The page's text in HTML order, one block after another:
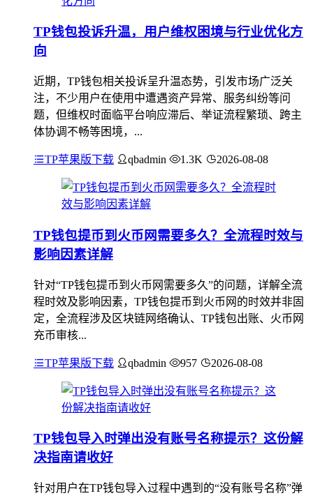
TP钱包投诉升温，用户维权困境与行业优化方
向
近期，TP钱包相关投诉呈升温态势，引发市场广泛关
注，不少用户在使用中遭遇资产异常、服务纠纷等问
题，但维权时面临平台响应滞后、举证流程繁琐、跨主
体协调不畅等困境，...
TP苹果版下载 qbadmin 1.3K 2026-08-08
TP钱包提币到火币网需要多久？全流程时效与
影响因素详解
针对“TP钱包提币到火币网需要多久”的问题，详解全流
程时效及影响因素，TP钱包提币到火币网的时效并非固
定，全流程涉及区块链网络确认、TP钱包出账、火币网
充币审核...
TP苹果版下载 qbadmin 957 2026-08-08
TP钱包导入时弹出没有账号名称提示？这份解
决指南请收好
针对用户在TP钱包导入过程中遇到的“没有账号名称”弹